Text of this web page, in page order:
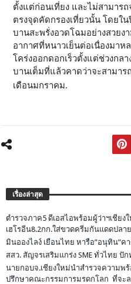
ตั้งแต่ก่อนเที่ยง และไม่สามาร
ตรงจุดคัดกรองเที่ยวนั้น โดยใ
บานสะพรั่งอวดโฉมอย่างสวยง
อากาศที่หนาวเย็นต่อเนื่องมา
โคร่งออกดอกเร็วตั้งแต่ช่วงกล
บานเต็มที่แล้วคาดว่าจะสามา
เดือนมกราคม.
เรื่องล่าสุด
ตำรวจภาค5 ดีเอสไอพร้อมผู้ว่าฯเชียง
เฮโรอีน8.2กก.ใส่ขวดครีมกันแดดปลา
มินอองไลง์ เยือนไทย หารือ”อนุทิน”
สสว. สัญจรเสริมแกร่ง SME ทั่วไทย ปั
นายกอบจ.เชียงใหม่นำสำรวจความพ
ปรึกษาคณะกรรมการมรดกโลก ที่จะ